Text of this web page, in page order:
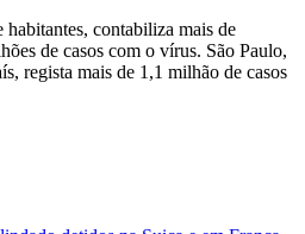
contabiliza mais de
de casos com o vírus. São Paulo,
regista mais de 1,1 milhão de casos